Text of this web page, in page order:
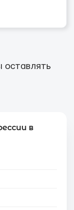
оставлять
в